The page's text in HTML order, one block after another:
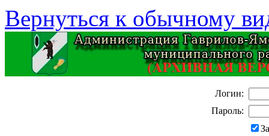
Вернуться к обычному
Логин:
Пароль: